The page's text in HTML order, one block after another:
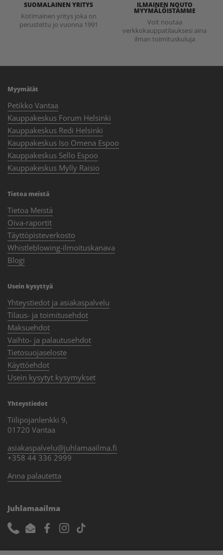
SUOMALAINEN YRITYS
Kotimainen yritys joka on
perustettu jo vuonna 1991
ILMAINEN NOUTO
MYYMÄLÖISTÄMME
Voit noutaa
verkkokauppatilauksesi aina
ilman toimituskuluja
Myymälät
Petikko Vantaa
Kauppakeskus Forum Helsinki
Kauppakeskus Redi Helsinki
Kauppakeskus Iso Omena Espoo
Kauppakeskus Sello Espoo
Kauppakeskus Mylly Raisio
Tietoa meistä
Tietoa Meistä
Oiva-raportit
Täyttöpisteverkosto
Whistleblowing-ilmoituskanava
Blogi
Usein kysyttyä
Yhteystiedot ja asiakaspalvelu
Tilaus- ja toimitusehdot
Maksuehdot
Vaihto- ja palautusehdot
Tietosuojaseloste
Käyttöehdot
Usein kysytyt kysymykset
Yhteystiedot
Tiilipojanlenkki 9,
01720 Vantaa
asiakaspalvelu@juhlamaailma.fi
+358 44 336 2999
Anna palautetta
Juhlamaailma
PhoneEmailFacebook
Instagram
TikTok